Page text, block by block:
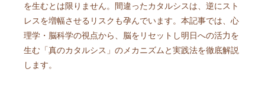
を生むとは限りません。間違ったカタルシスは、逆にスト
レスを増幅させるリスクも孕んでいます。本記事では、心
理学・脳科学の視点から、脳をリセットし明日への活力を
生む「真のカタルシス」のメカニズムと実践法を徹底解説
します。